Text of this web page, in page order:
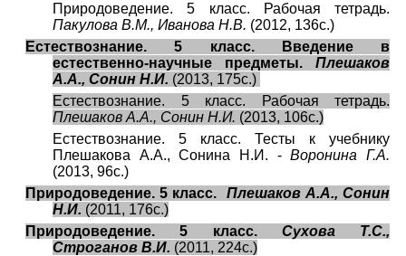
Природоведение. 5 класс. Рабочая тетрадь.
Пакулова В.М., Иванова Н.В. (2012, 136с.)
Естествознание. 5 класс. Введение в
естественно-научные предметы. Плешаков
А.А., Сонин Н.И. (2013, 175с.)
Естествознание. 5 класс. Рабочая тетрадь.
Плешаков А.А., Сонин Н.И. (2013, 106с.)
Естествознание. 5 класс. Тесты к учебнику
Плешакова А.А., Сонина Н.И. -Воронина Г.А.
(2013, 96с.)
Природоведение. 5 класс. Плешаков А.А., Сонин
Н.И. (2011, 176с.)
Природоведение. 5 класс. Сухова Т.С.,
Строганов В.И. (2011, 224с.)